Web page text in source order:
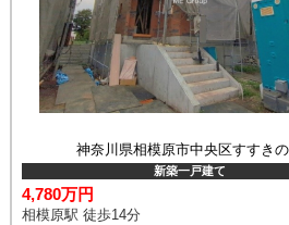
神奈川県相模原市中央区すすき
新築一戸建て
4,780万円
相模原駅 徒歩14分